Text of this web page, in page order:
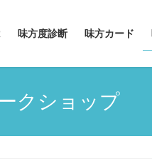
味方度診断 味方カード
クショップ